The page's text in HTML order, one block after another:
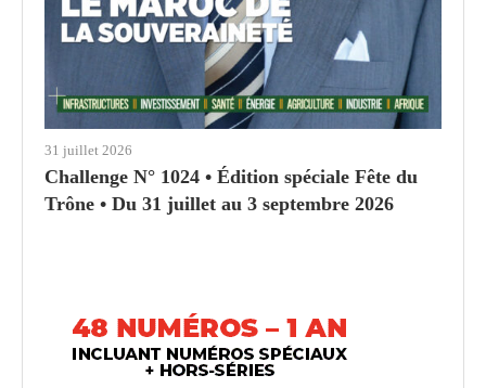
31 juillet 2026
Challenge N° 1024 • Édition spéciale Fête du
Trône • Du 31 juillet au 3 septembre 2026